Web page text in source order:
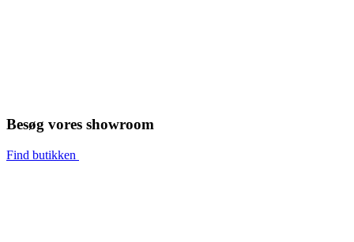
Besøg vores showroom
Find butikken